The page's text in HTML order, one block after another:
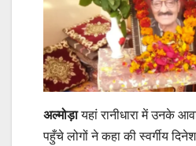
अल्मोड़ायहां रानीधारा में उनके
पहुँचे लोगों ने कहा की स्वर्गीय